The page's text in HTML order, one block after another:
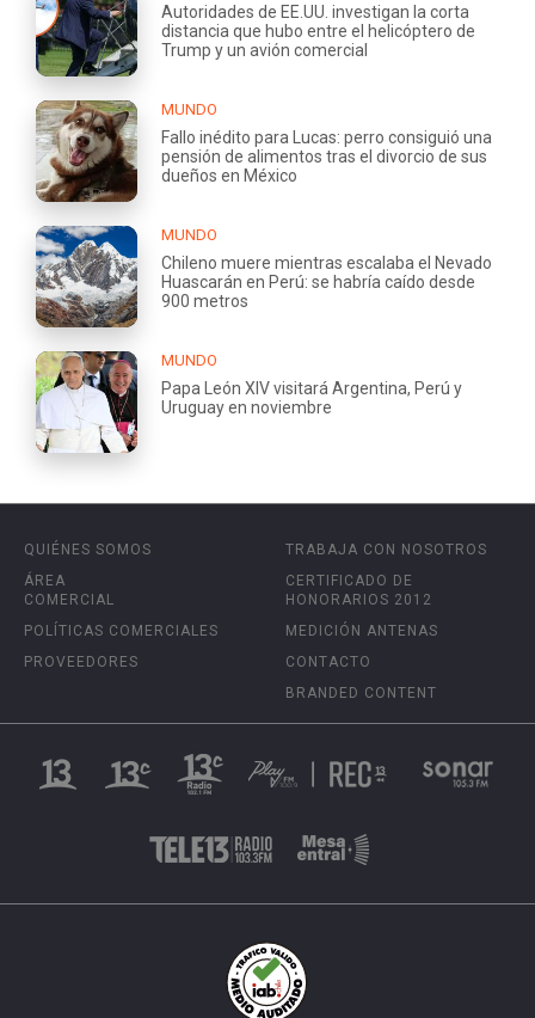
Autoridades de EE.UU. investigan la corta
distancia que hubo entre el helicóptero de
Trump y un avión comercial
MUNDO
Fallo inédito para Lucas: perro consiguió una
pensión de alimentos tras el divorcio de sus
dueños en México
MUNDO
Chileno muere mientras escalaba el Nevado
Huascarán en Perú: se habría caído desde
900 metros
MUNDO
Papa León XIV visitará Argentina, Perú y
Uruguay en noviembre
QUIÉNES SOMOS
ÁREA
COMERCIAL
POLÍTICAS COMERCIALES
PROVEEDORES
TRABAJA CON NOSOTROS
CERTIFICADO DE
HONORARIOS 2012
MEDICIÓN ANTENAS
CONTACTO
BRANDED CONTENT